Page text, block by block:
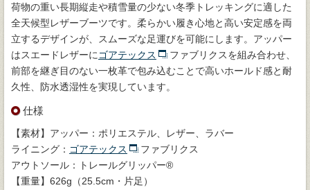
荷物の重い長期縦走や積雪量の少ない冬季トレッキングに適した
全天候型レザーブーツです。柔らかい履き心地と高い安定感を両
立するデザインが、スムーズな足運びを可能にします。アッパー
はスエードレザーに ゴアテックス
ファブリクスを組み合わせ、
前部を継ぎ目のない一枚革で包み込むことで高いホールド感と耐
久性、防水透湿性を実現しています。
仕様
【素材】アッパー：ポリエステル、レザー、ラバー
ライニング： ゴアテックス
ファブリクス
アウトソール：トレールグリッパー®
【重量】626g（25.5cm・片足）